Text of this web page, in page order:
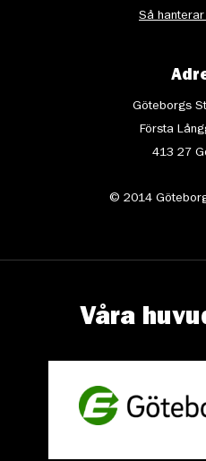
Så
Göteborgs
Första
413 27
© 2014
Våra